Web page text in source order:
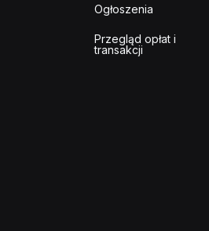
Ogłoszenia
Przegląd opłat i
transakcji